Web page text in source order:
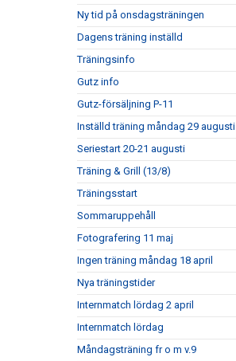
Ny tid på onsdagsträningen
Dagens träning inställd
Träningsinfo
Gutz info
Gutz-försäljning P-11
Inställd träning måndag 29 augusti
Seriestart 20-21 augusti
Träning & Grill (13/8)
Träningsstart
Sommaruppehåll
Fotografering 11 maj
Ingen träning måndag 18 april
Nya träningstider
Internmatch lördag 2 april
Internmatch lördag
Måndagsträning fr o m v.9